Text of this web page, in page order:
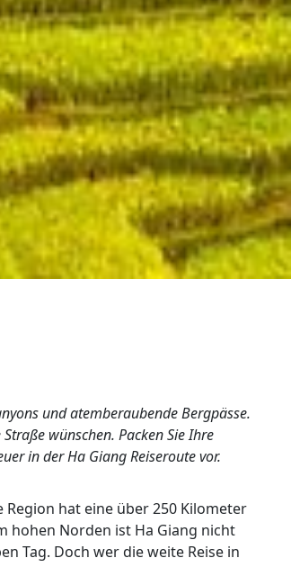
und atemberaubende Bergpässe.
wünschen. Packen Sie Ihre
in der Ha Giang Reiseroute vor.
Region hat eine über 250 Kilometer
hohen Norden ist Ha Giang nicht
Tag. Doch wer die weite Reise in